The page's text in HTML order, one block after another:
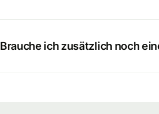
Brauche ich zusätzlich noch